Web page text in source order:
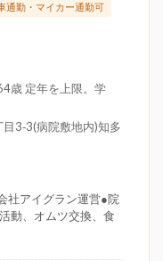
通勤・マイカー通勤可
歳 定年を上限。学
3‐3(病院敷地内)知多
社アイグラン運営●院
動、オムツ交換、食